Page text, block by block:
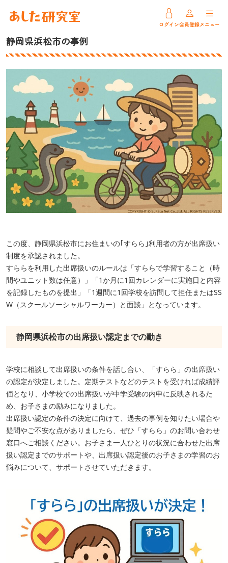
ログイン会員登録メニュー
静岡県浜松市の事例
この度、静岡県浜松市にお住まいの｢すらら｣利用者の方が出席扱い
制度を承認されました。
すららを利用した出席扱いのルールは「すららで学習すること（時
間やユニット数は任意）」「1か月に1回カレンダーに実施日と内容
を記録したものを提出」「1週間に1回学校を訪問して担任またはSS
W（スクールソーシャルワーカー）と面談」となっています。
静岡県浜松市の出席扱い認定までの動き
学校に相談して出席扱いの条件を話し合い、「すらら」の出席扱い
の認定が決定しました。定期テストなどのテストを受ければ成績評
価となり、小学校での出席扱いが中学受験の内申に反映されるた
め、お子さまの励みになりました。
出席扱い認定の条件の決定に向けて、過去の事例を知りたい場合や
疑問やご不安な点がありましたら、ぜひ「すらら」のお問い合わせ
窓口へご相談ください。お子さま一人ひとりの状況に合わせた出席
扱い認定までのサポートや、出席扱い認定後のお子さまの学習のお
悩みについて、サポートさせていただきます。